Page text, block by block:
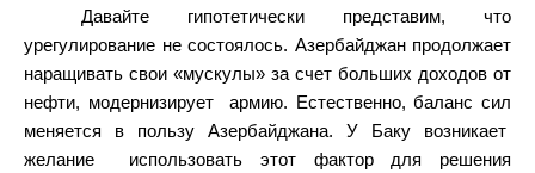
Давайте гипотетически представим, что
урегулирование не состоялось. Азербайджан продолжает
наращивать свои «мускулы» за счет больших доходов от
нефти, модернизирует
армию. Естественно, баланс сил
меняется в пользу Азербайджана. У Баку возникает
желание
использовать этот фактор для решения